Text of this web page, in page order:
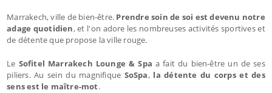
Marrakech, ville de bien-être. Prendre soin de soi est devenu notre
adage quotidien, et l'on adore les nombreuses activités sportives et
de détente que propose la ville rouge.
Le Sofitel Marrakech Lounge & Spa a fait du bien-être un de ses
piliers. Au sein du magnifique SoSpa, la détente du corps et des
sens est le maître-mot.